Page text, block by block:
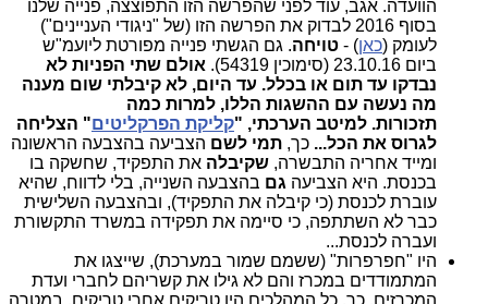
הוועדה. אגב, עוד לפני שהפרשה הזו התפוצצה, פנייה שלנו
בסוף 2016 לבדוק את הפרשה הזו (של "ניגודי העניינים")
לעומק (כאן) - טויחה. גם הגשתי פנייה מפורטת ליועמ"ש
ביום 23.10.16 (סימוכין 54319).
אולם שתי הפניות לא
נבדקו עד תום או בכלל. עד היום, לא קיבלתי שום מענה
מה נעשה עם ההשגות הללו, למרות כמה
תזכורות. למיטב הערכתי, "קליקת הפרקליטים" הצליחה
לגרוס את הכל... כך, תמי לשם הצביעה בהצבעה הראשונה
ומייד אחריה התבשרה, שקיבלה את התפקיד, שחשקה בו
בכנסת. היא הצביעה גם בהצבעה השנייה, בלי לדווח, שהיא
עוברת לכנסת (כי קיבלה את התפקיד), ובהצבעה השלישית
כבר לא השתתפה, כי סיימה את תפקידה במשרד התקשורת
ועברה לכנסת...
היו "חפרפרות" (ששמם שמור במערכת), שייצגו את
המתמודדים במכרז והם לא גילו את קשריהם לחברי ועדת